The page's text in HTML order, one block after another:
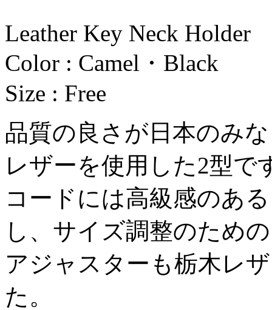
Leather Key Neck Holder
Color : Camel・Black
Size : Free
品質の良さが日本のみ
レザーを使用した2型で
コードには高級感のあ
し、サイズ調整のための
アジャスターも栃木レ
た。